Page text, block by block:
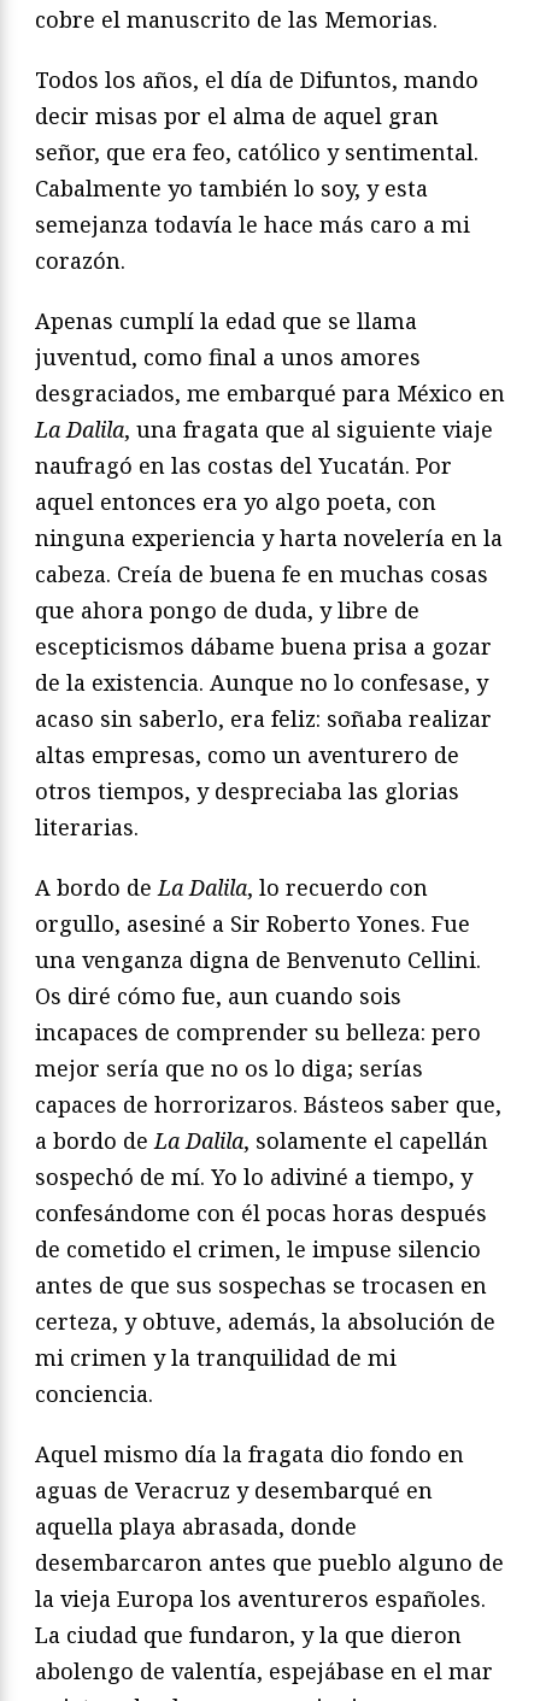
cobre el manuscrito de las Memorias.
Todos los años, el día de Difuntos, mando
decir misas por el alma de aquel gran
señor, que era feo, católico y sentimental.
Cabalmente yo también lo soy, y esta
semejanza todavía le hace más caro a mi
corazón.
Apenas cumplí la edad que se llama
juventud, como final a unos amores
desgraciados, me embarqué para México en
La Dalila, una fragata que al siguiente viaje
naufragó en las costas del Yucatán. Por
aquel entonces era yo algo poeta, con
ninguna experiencia y harta novelería en la
cabeza. Creía de buena fe en muchas cosas
que ahora pongo de duda, y libre de
escepticismos dábame buena prisa a gozar
de la existencia. Aunque no lo confesase, y
acaso sin saberlo, era feliz: soñaba realizar
altas empresas, como un aventurero de
otros tiempos, y despreciaba las glorias
literarias.
A bordo deLa Dalila, lo recuerdo con
orgullo, asesiné a Sir Roberto Yones. Fue
una venganza digna de Benvenuto Cellini.
Os diré cómo fue, aun cuando sois
incapaces de comprender su belleza: pero
mejor sería que no os lo diga; serías
capaces de horrorizaros. Básteos saber que,
a bordo deLa Dalila, solamente el capellán
sospechó de mí. Yo lo adiviné a tiempo, y
confesándome con él pocas horas después
de cometido el crimen, le impuse silencio
antes de que sus sospechas se trocasen en
certeza, y obtuve, además, la absolución de
mi crimen y la tranquilidad de mi
conciencia.
Aquel mismo día la fragata dio fondo en
aguas de Veracruz y desembarqué en
aquella playa abrasada, donde
desembarcaron antes que pueblo alguno de
la vieja Europa los aventureros españoles.
La ciudad que fundaron, y la que dieron
abolengo de valentía, espejábase en el mar